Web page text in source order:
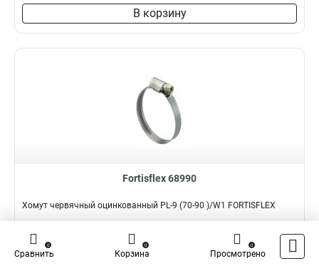
В корзину
Fortisflex 68990
Хомут червячный оцинкованный PL-9 (70-90 )/W1 FORTISFLEX
Подробнее Сравнить
Наличие:
Сравнить
0
Корзина
0
Просмотрено
0